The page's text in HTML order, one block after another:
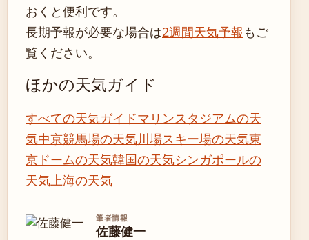
おくと便利です。
長期予報が必要な場合は2週間天気予報 もご
覧ください。
ほかの天気ガイド
すべての天気ガイドマリンスタジアムの天
気中京競馬場の天気川場スキー場の天気東
京ドームの天気韓国の天気シンガポールの
天気上海の天気
筆者情報
佐藤健一